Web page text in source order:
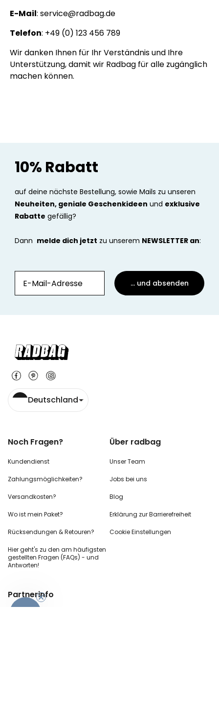
E-Mail: service@radbag.de
Telefon: +49 (0) 123 456 789
Wir danken Ihnen für Ihr Verständnis und Ihre
Unterstützung, damit wir Radbag für alle zugänglich
machen können.
10% Rabatt
auf deine nächste Bestellung, sowie Mails zu unseren
Neuheiten, geniale Geschenkideen und exklusive
Rabatte gefällig?
Dann melde dich jetzt zu unserem NEWSLETTER an:
... und absenden
Deutschland
Noch Fragen?
Kundendienst
Zahlungsmöglichkeiten?
Versandkosten?
Wo ist mein Paket?
Rücksendungen & Retouren?
Hier geht's zu den am häufigsten
gestellten Fragen (FAQs) - und
Antworten!
Über radbag
Unser Team
Jobs bei uns
Blog
Erklärung zur Barrierefreiheit
Cookie Einstellungen
Partnerinfo